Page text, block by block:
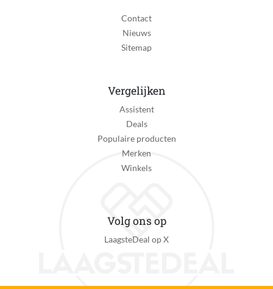
Contact
Nieuws
Sitemap
Vergelijken
Assistent
Deals
Populaire producten
Merken
Winkels
Volg ons op
LaagsteDeal op X